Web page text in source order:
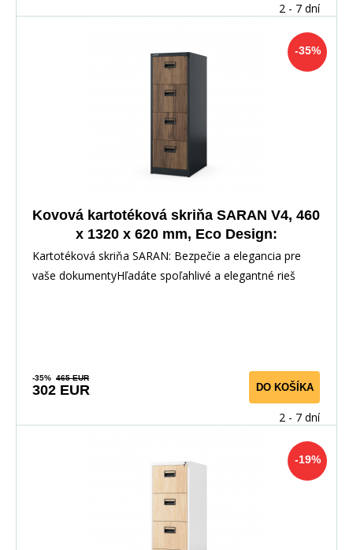
2 - 7 dní
-35%
Kovová kartotéková skriňa SARAN V4, 460
x 1320 x 620 mm, Eco Design:
antracitová/orech
Kartotéková skriňa SARAN: Bezpečie a elegancia pre
vaše dokumentyHľadáte spoľahlivé a elegantné rieš
-35% 465 EUR
302 EUR DO KOŠÍKA
2 - 7 dní
-19%